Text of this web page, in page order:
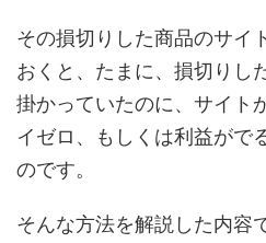
その損切りした商品のサイ
おくと、たまに、損切りし
掛かっていたのに、サイト
イゼロ、もしくは利益がで
のです。
そんな方法を解説した内容